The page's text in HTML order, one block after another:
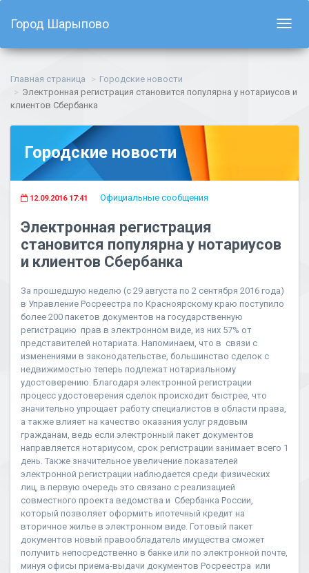
Город Шарыпово
Главная страница
Городские новости
Электронная регистрация становится популярна у нотариусов и
клиентов Сбербанка
Городские новости
12.09.2016 17:41 Официальные сообщения
Электронная регистрация
становится популярна у нотариусов
и клиентов Сбербанка
За прошедшую неделю (с 29 августа по 2 сентября 2016 года)
в Управление Росреестра по Красноярскому краю поступило
более 200 пакетов документов на государственную
регистрацию прав в электронном виде, из них 57% от
представителей нотариата. Напоминаем, что в связи с
изменениями в законодательстве, большинство сделок с
недвижимостью теперь подлежат нотариальному
удостоверению. Благодаря электронной регистрации
процесс удостоверения сделок происходит быстрее, что
значительно упрощает работу специалистов в области права,
а также влияет на качество оказания услуг рядовым
гражданам, ведь если электронный пакет документов
направляется нотариусом, срок регистрации занимает всего 1
день. Также значительное увеличение показателей
электронной регистрации наблюдается среди физических
лиц, в первую очередь это связано с реализацией
совместного проекта ведомства и Сбербанка России,
который позволяет оформить ипотечный кредит на
вторичное жилье в электронном виде. Готовый пакет
документов новый правообладатель имущества сможет
получить непосредственно в банке или по электронной почте,
минуя офисы приема-выдачи документов Росреестра или